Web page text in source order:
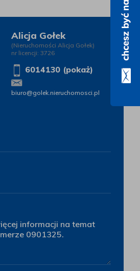
Alicja Gołek
(Nieruchomości Alicja Gołek)
nr licencji: 3726
6014130 (pokaż)
biuro@golek.nieruchomosci.pl